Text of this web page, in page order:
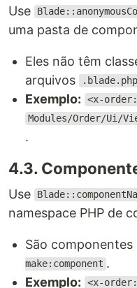
Use
uma pasta de
Eles não têm
arquivos
.blade.php
Exemplo:
<x-
Modules/Order/Ui/
.
4.3.
Use
namespace PHP de
São
make:component .
Exemplo:
<x-